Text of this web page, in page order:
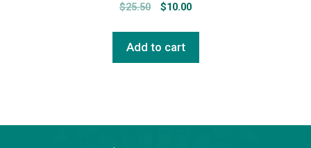
$25.50 $10.00
Add to cart